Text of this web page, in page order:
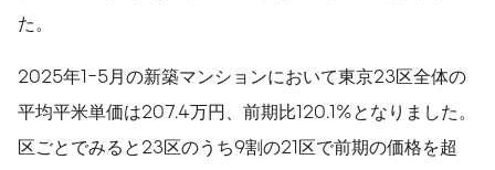
た。
2025年1-5月の新築マンションにおいて東京23区全体の
平均平米単価は207.4万円、前期比120.1%となりました。
区ごとでみると23区のうち9割の21区で前期の価格を超